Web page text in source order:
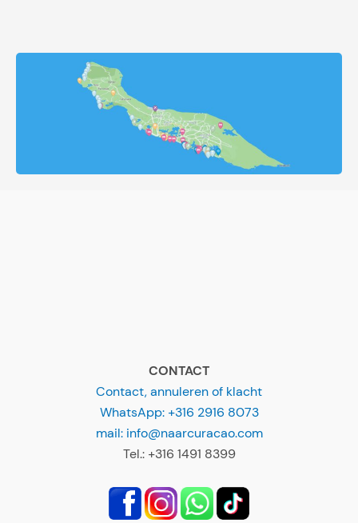
WhatsApp: +316 2916 8073
mail: info@naarcuracao.com
Tel.: +316 1491 8399